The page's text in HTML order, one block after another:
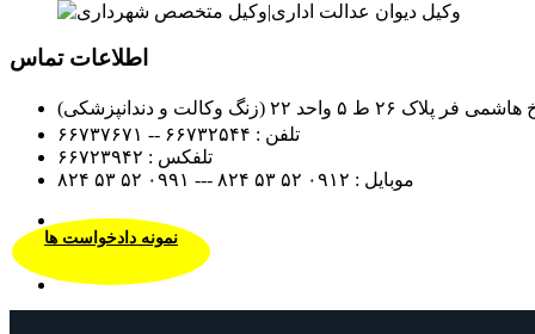
اطلاعات تماس
وکالت و دندانپزشکی)
تلفن : ۶۶۷۳۲۵۴۴ -- ۶۶۷۳۷۶۷۱
تلفکس : ۶۶۷۲۳۹۴۲
موبایل : ۰۹۱۲ ۵۲ ۵۳ ۸۲۴ --- ۰۹۹۱ ۵۲ ۵۳ ۸۲۴
نمونه دادخواست ها